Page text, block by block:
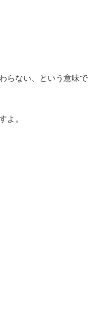
らない、という意味で
よ。